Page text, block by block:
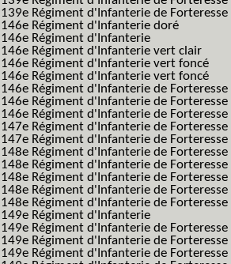
139e Régiment d'Infanterie de
146e Régiment d'Infanterie doré
146e Régiment d'Infanterie
146e Régiment d'Infanterie vert clair
146e Régiment d'Infanterie vert foncé
146e Régiment d'Infanterie vert foncé
146e Régiment d'Infanterie de
146e Régiment d'Infanterie de
146e Régiment d'Infanterie de
147e Régiment d'Infanterie de Forteresse
147e Régiment d'Infanterie de Forteresse
148e Régiment d'Infanterie de Forteresse
148e Régiment d'Infanterie de Forteresse
148e Régiment d'Infanterie de Forteresse
148e Régiment d'Infanterie de Forteresse
148e Régiment d'Infanterie de Forteresse
149e Régiment d'Infanterie
149e Régiment d'Infanterie de
149e Régiment d'Infanterie de
149e Régiment d'Infanterie de